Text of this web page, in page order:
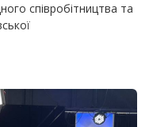
співробітництва та